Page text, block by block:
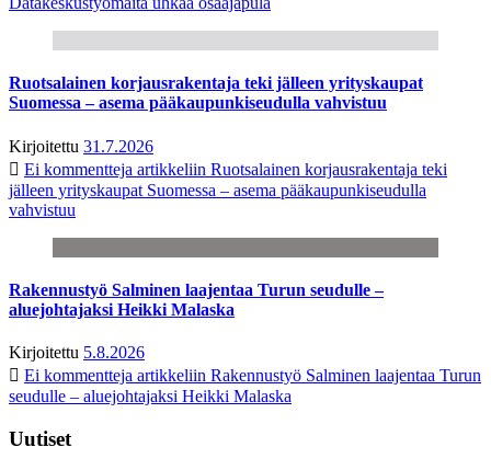
Ruotsalainen korjausrakentaja teki jälleen yrityskaupat
Suomessa – asema pääkaupunkiseudulla vahvistuu
Kirjoitettu 31.7.2026
Ei kommentteja artikkeliin Ruotsalainen korjausrakentaja teki
jälleen yrityskaupat Suomessa – asema pääkaupunkiseudulla
vahvistuu
Rakennustyö Salminen laajentaa Turun seudulle –
aluejohtajaksi Heikki Malaska
Kirjoitettu 5.8.2026
Ei kommentteja artikkeliin Rakennustyö Salminen laajentaa Turun
seudulle – aluejohtajaksi Heikki Malaska
Uutiset